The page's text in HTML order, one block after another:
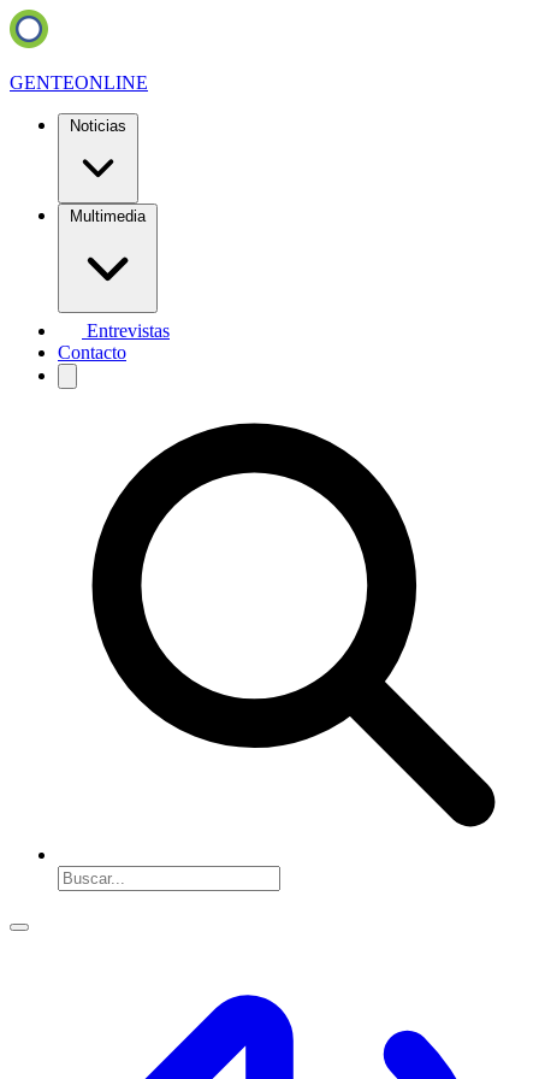
GENTEONLINE
Noticias
Multimedia
Entrevistas
Contacto